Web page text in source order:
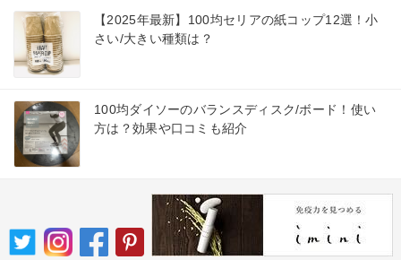
【2025年最新】100均セリアの紙コップ12選！小
さい/大きい種類は？
100均ダイソーのバランスディスク/ボード！使い
方は？効果や口コミも紹介